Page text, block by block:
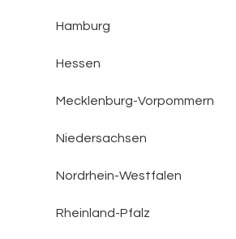
Hamburg
Hessen
Mecklenburg-Vorpommern
Niedersachsen
Nordrhein-Westfalen
Rheinland-Pfalz